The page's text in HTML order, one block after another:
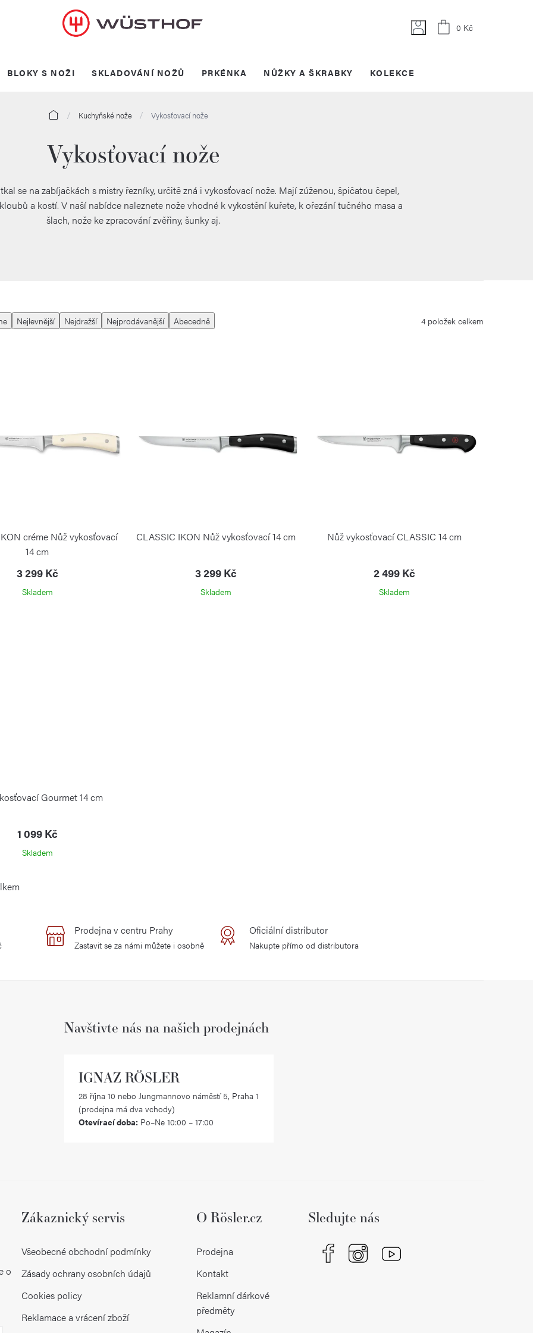
Nákupní
0 Kč
BLOKY S NOŽI SKLADOVÁNÍ NOŽŮ PRKÉNKA NŮŽKY A ŠKRABKY KOLEKCE
Domů Kuchyňské nože Vykosťovací nože
Vykosťovací nože
se na zabíjačkách s mistry řezníky, určitě zná i vykosťovací nože. Mají zúženou, špičatou čepel,
a kostí. V naší nabídce naleznete nože vhodné k vykostění kuřete, k ořezání tučného masa a
šlach, nože ke zpracování zvěřiny, šunky aj.
Nejlevnější Nejdražší Nejprodávanější Abecedně 4 položek celkem
créme Nůž vykosťovací
14 cm
3 299 Kč
Skladem
CLASSIC IKON Nůž vykosťovací 14 cm
3 299 Kč
Skladem
Nůž vykosťovací CLASSIC 14 cm
2 499 Kč
Skladem
Gourmet 14 cm
1 099 Kč
Skladem
Prodejna v centru Prahy
Zastavit se za námi můžete i osobně
Oficiální distributor
Nakupte přímo od distributora
Navštivte nás na našich prodejnách
IGNAZ RÖSLER
28 října 10 nebo Jungmannovo náměstí 5, Praha 1
(prodejna má dva vchody)
Otevírací doba: Po–Ne 10:00 – 17:00
o
Zákaznický servis
Všeobecné obchodní podmínky
Zásady ochrany osobních údajů
Cookies policy
Reklamace a vrácení zboží
O Rösler.cz
Prodejna
Kontakt
Reklamní dárkové
předměty
Sledujte nás